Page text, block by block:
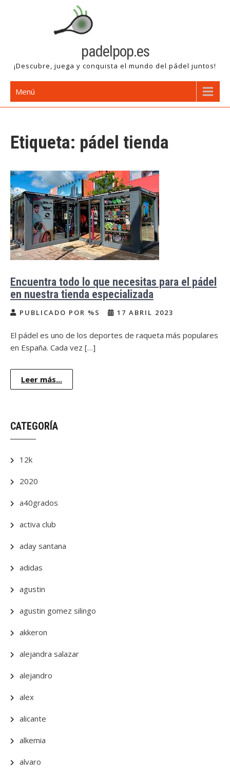
padelpop.es
¡Descubre, juega y conquista el mundo del pádel juntos!
Menú
Etiqueta: pádel tienda
Encuentra todo lo que necesitas para el pádel
en nuestra tienda especializada
PUBLICADO POR %S 17 ABRIL 2023
El pádel es uno de los deportes de raqueta más populares
en España. Cada vez […]
Leer más...
CATEGORÍA
12k
2020
a40grados
activa club
aday santana
adidas
agustin
agustin gomez silingo
akkeron
alejandra salazar
alejandro
alex
alicante
alkemia
alvaro